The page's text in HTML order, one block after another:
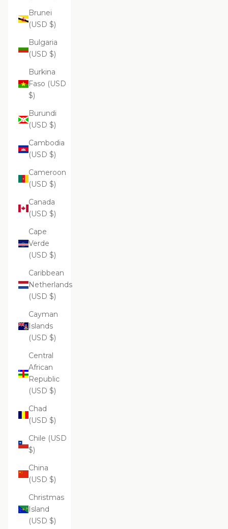
Brunei
(USD $)
Bulgaria
(USD $)
Burkina
Faso (USD
$)
Burundi
(USD $)
Cambodia
(USD $)
Cameroon
(USD $)
Canada
(USD $)
Cape
Verde
(USD $)
Caribbean
Netherlands
(USD $)
Cayman
Islands
(USD $)
Central
African
Republic
(USD $)
Chad
(USD $)
Chile (USD
$)
China
(USD $)
Christmas
Island
(USD $)